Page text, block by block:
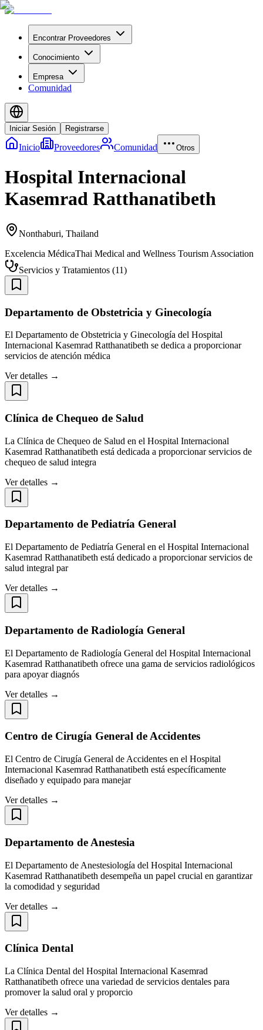
Encontrar Proveedores
Conocimiento
Empresa
Comunidad
Iniciar Sesión Registrarse
Inicio Proveedores Comunidad Otros
Hospital Internacional
Kasemrad Ratthanatibeth
Nonthaburi, Thailand
Excelencia MédicaThai Medical and Wellness Tourism Association
Servicios y Tratamientos (11)
Departamento de Obstetricia y Ginecología
El Departamento de Obstetricia y Ginecología del Hospital
Internacional Kasemrad Ratthanatibeth se dedica a proporcionar
servicios de atención médica
Ver detalles →
Clínica de Chequeo de Salud
La Clínica de Chequeo de Salud en el Hospital Internacional
Kasemrad Ratthanatibeth está dedicada a proporcionar servicios de
chequeo de salud integra
Ver detalles →
Departamento de Pediatría General
El Departamento de Pediatría General en el Hospital Internacional
Kasemrad Ratthanatibeth está dedicado a proporcionar servicios de
salud integral par
Ver detalles →
Departamento de Radiología General
El Departamento de Radiología General del Hospital Internacional
Kasemrad Ratthanatibeth ofrece una gama de servicios radiológicos
para apoyar diagnós
Ver detalles →
Centro de Cirugía General de Accidentes
El Centro de Cirugía General de Accidentes en el Hospital
Internacional Kasemrad Ratthanatibeth está específicamente
diseñado y equipado para manejar
Ver detalles →
Departamento de Anestesia
El Departamento de Anestesiología del Hospital Internacional
Kasemrad Ratthanatibeth desempeña un papel crucial en garantizar
la comodidad y seguridad
Ver detalles →
Clínica Dental
La Clínica Dental del Hospital Internacional Kasemrad
Ratthanatibeth ofrece una variedad de servicios dentales para
promover la salud oral y proporcio
Ver detalles →